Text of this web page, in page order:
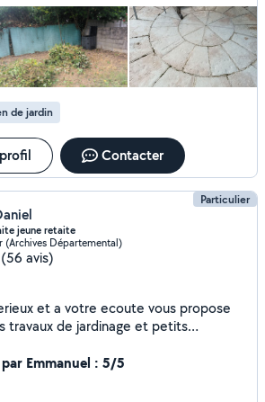
terrasses avec matériel et produits
et entretien de
tapis,fauteuil,
" aide à domicile" Personne
et de confiance. J'interviens sur
Etudie toutes vos propositions. Bien
cinq- quatre vingt-dix sept- vingt-
de jardin
Contacter
Particulier
jeune retaite
(Archives Départemental)
(56 avis)
et a votre ecoute vous propose
Emmanuel : 5/5